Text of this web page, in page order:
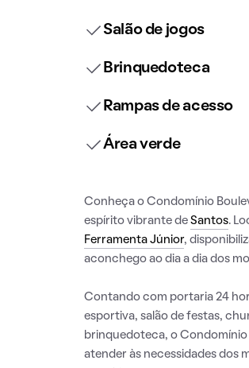
Salão de jogos
Brinquedoteca
Rampas de acesso
Área verde
Conheça o Condomínio
espírito vibrante de Santos.
Ferramenta Júnior,
aconchego ao dia a dia dos
Contando com portaria 24
esportiva, salão de festas,
brinquedoteca, o
atender às necessidades dos